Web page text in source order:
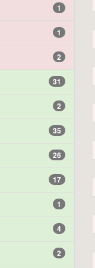
1
1
2
31
2
35
26
17
1
4
2